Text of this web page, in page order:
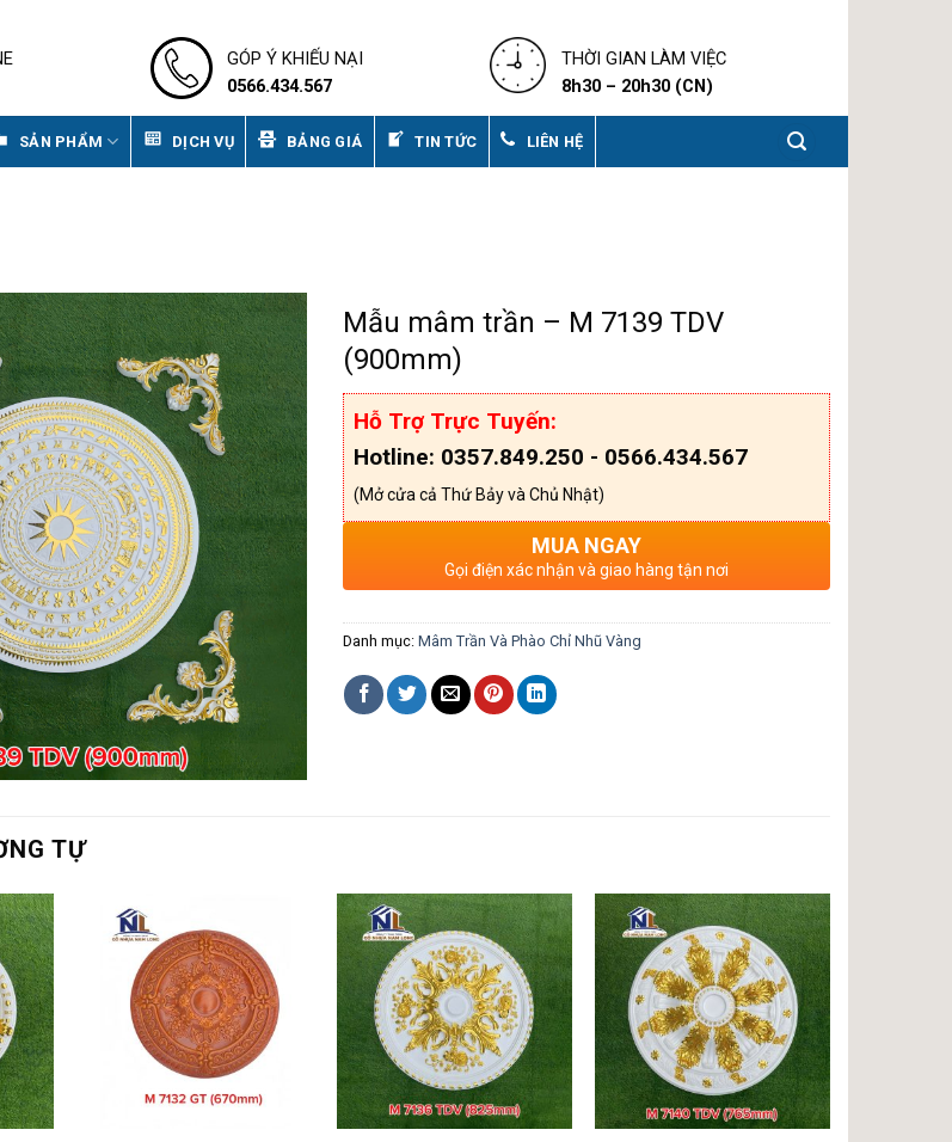
GÓP Ý KHIẾU NẠI
0566.434.567
THỜI GIAN LÀM VIỆC
8h30 – 20h30 (CN)
SẢN PHẨM DỊCH VỤ BẢNG GIÁ TIN TỨC LIÊN HỆ
Mẫu mâm trần – M 7139 TDV
(900mm)
Hỗ Trợ Trực Tuyến:
Hotline: 0357.849.250 - 0566.434.567
(Mở cửa cả Thứ Bảy và Chủ Nhật)
MUA NGAY
Gọi điện xác nhận và giao hàng tận nơi
Danh mục: Mâm Trần Và Phào Chỉ Nhũ Vàng
TỰ